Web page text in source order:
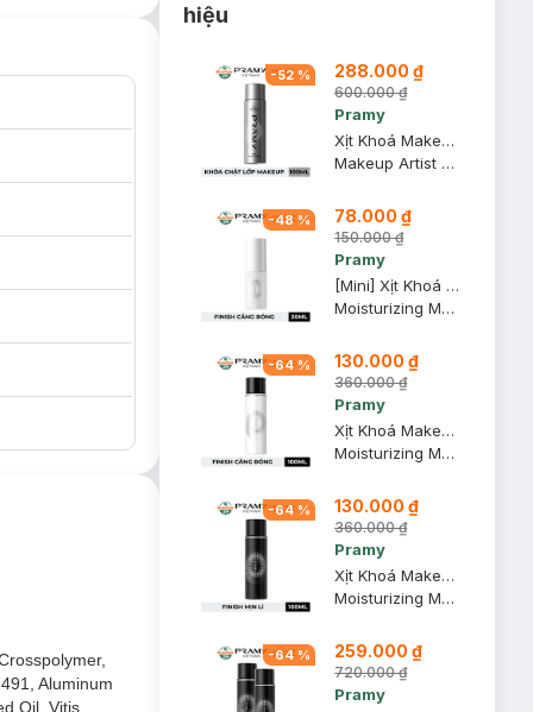
trắng, dầu hạt
Aluminum
Oil, Vitis
hiệu
-52 % 288.000 ₫
600.000 ₫
Pramy
Xịt Khoá Makeup Pramy Kiềm Dầu Lâu Trôi Dưỡng Ẩm 100ml
Makeup Artist Setting Spray
-48% 78.000 ₫
150.000 ₫
Pramy
[Mini] Xịt Khoá Makeup Pramy Cấp Ẩm Căng Bóng 30ml
Moisturizing Makeup Setting Spray (Dewy Finish)
-64% 130.000 ₫
360.000 ₫
Pramy
Xịt Khoá Makeup Pramy Cấp Ẩm Căng Bóng 100ml
Moisturizing Makeup Setting Spray (Dewy Finish)
-64% 130.000 ₫
360.000 ₫
Pramy
Xịt Khoá Makeup Pramy Cấp Ẩm Mịn Lì 100ml
Moisturizing Makeup Setting Spray (Matte Finish)
-64% 259.000 ₫
720.000 ₫
Pramy